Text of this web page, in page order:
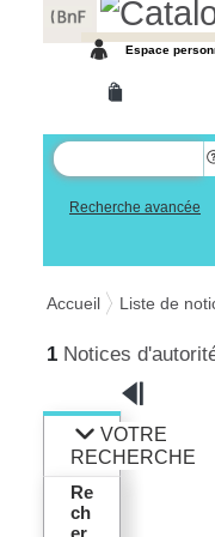
Espace
Recherche avancée
Accueil Liste de
1 Notices
VOTRE
RECHERCHE
Re
ch
Panneau de gestion des